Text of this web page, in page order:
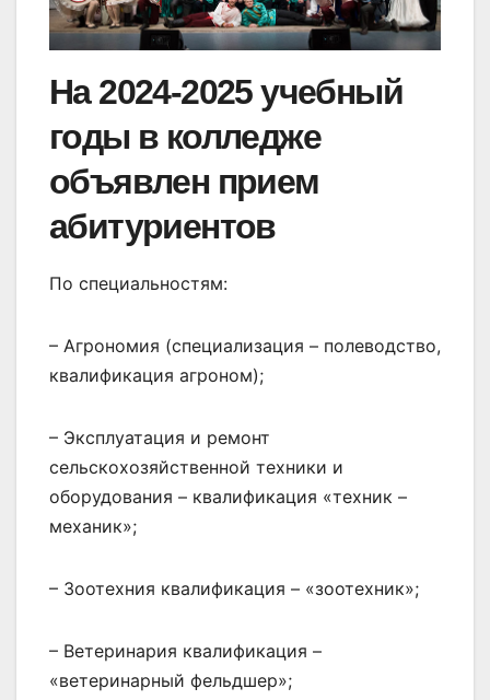
На 2024-2025 учебный
годы в колледже
объявлен прием
абитуриентов
По специальностям:
– Агрономия (специализация – полеводство,
квалификация агроном);
– Эксплуатация и ремонт
сельскохозяйственной техники и
оборудования – квалификация «техник –
механик»;
– Зоотехния квалификация – «зоотехник»;
– Ветеринария квалификация –
«ветеринарный фельдшер»;